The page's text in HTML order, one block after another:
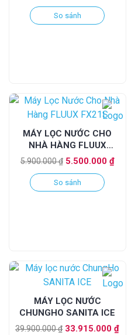
gốc
là:
So sánh
MÁY LỌC NƯỚC CHO
NHÀ HÀNG FLUUX
FX21S
5.900.000₫ Giá
gốc
là:
5.500.000 ₫Giá
So sánh
MÁY LỌC NƯỚC
CHUNGHO SANITA ICE
39.900.000₫ Giá
33.915.000₫Giá